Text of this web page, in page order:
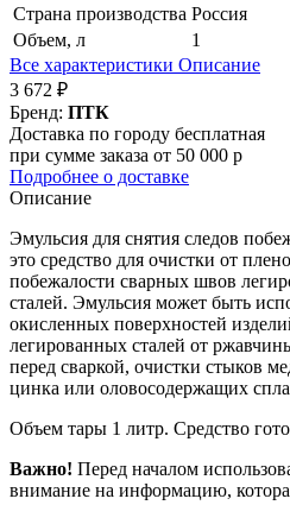
Страна производства Россия
Объем, л
1
Все характеристики Описание
3 672 ₽
Бренд: ПТК
Доставка по городу бесплатная
при сумме заказа от 50 000 р
Подробнее о доставке
Описание
Эмульсия для снятия следов
это средство для очистки от
побежалости сварных швов
сталей. Эмульсия может быть
окисленных поверхностей
легированных сталей от
перед сваркой, очистки стыков
цинка или оловосодержащих
Объем тары 1 литр. Средство
Важно! Перед началом
внимание на информацию,